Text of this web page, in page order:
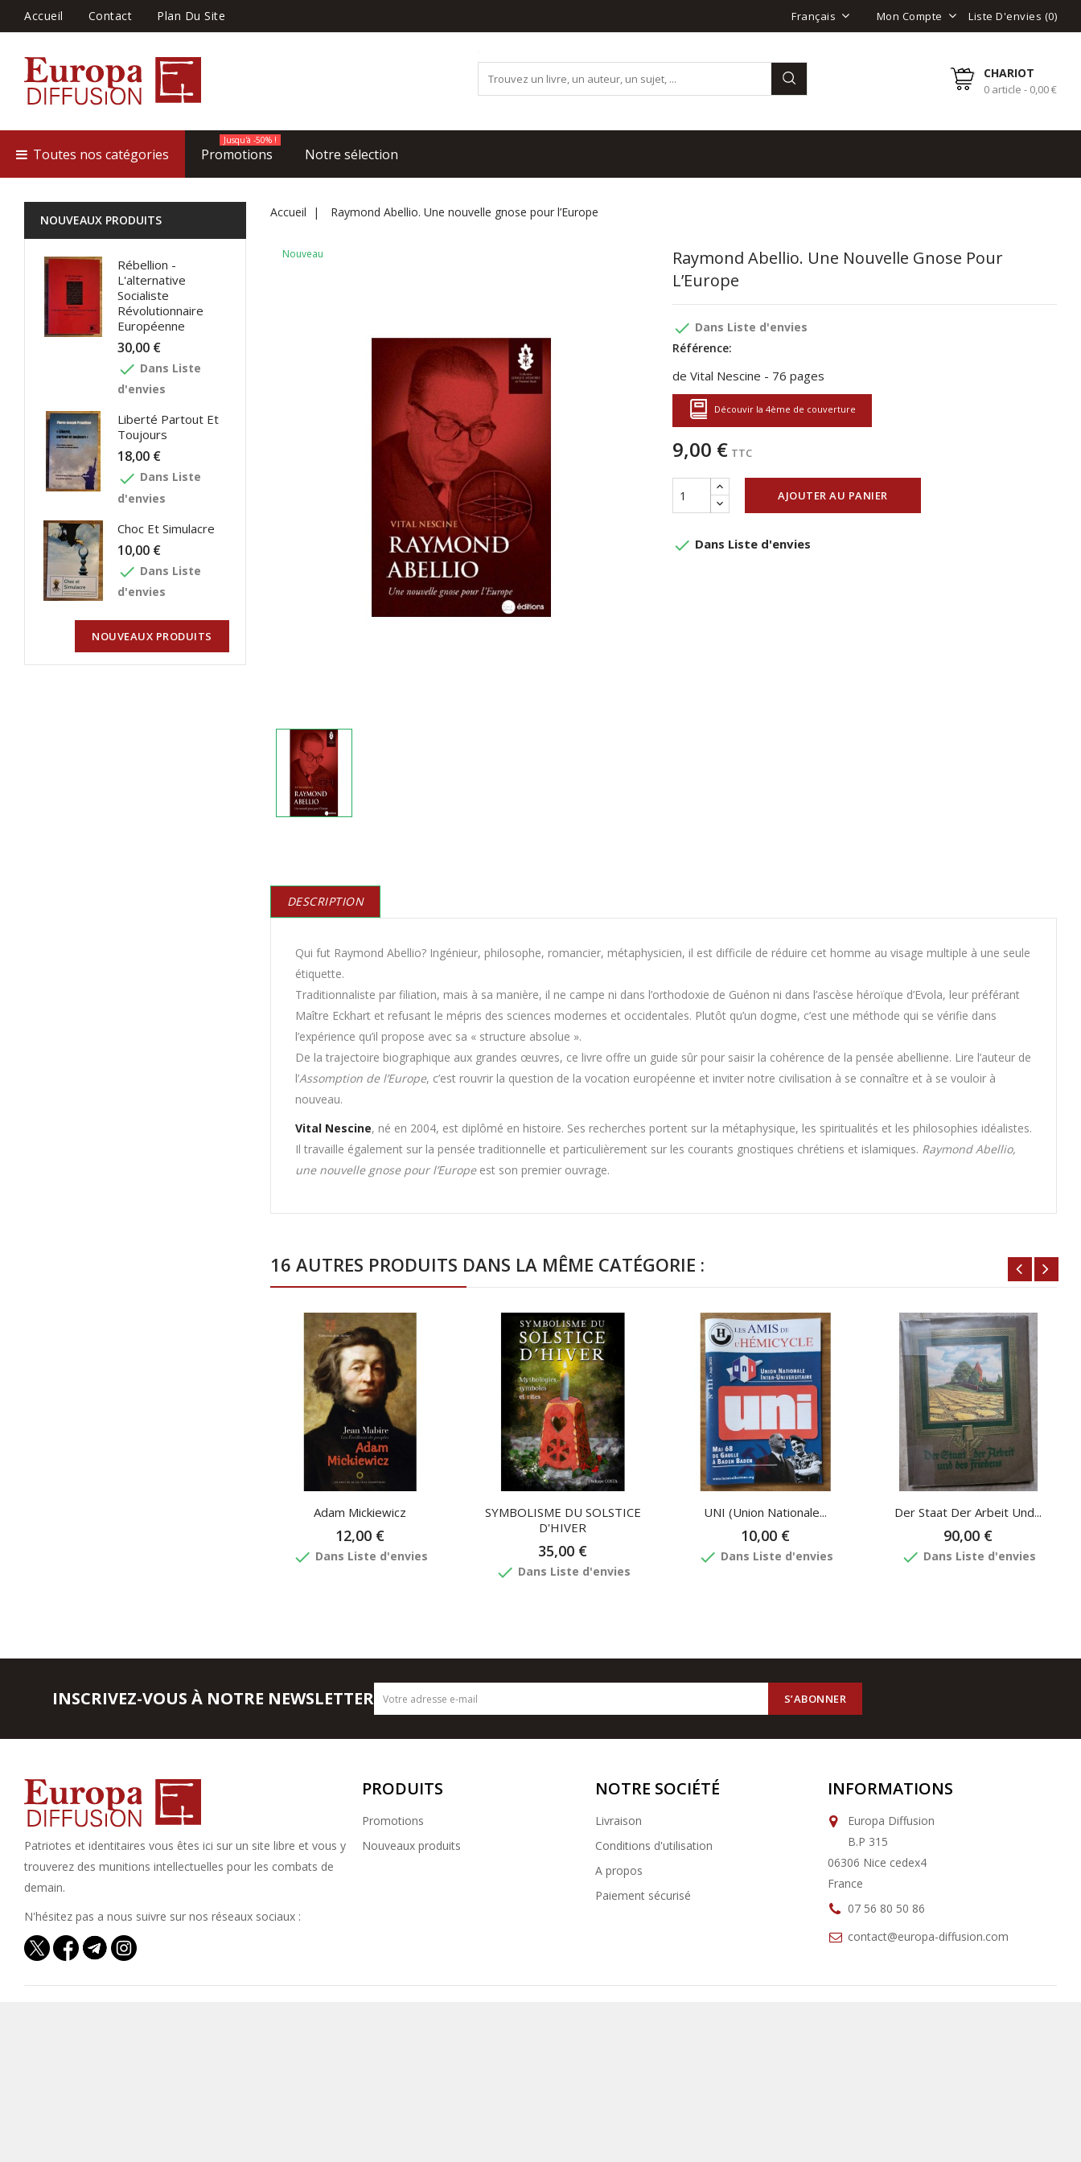
Accueil Contact Plan Du Site Français Mon Compte Liste D'envies (0)
CHARIOT
0 article - 0,00 €
Toutes nos catégories Promotions
Jusqu'à -50% !
Notre sélection
NOUVEAUX PRODUITS
Rébellion -
L'alternative
Socialiste
Révolutionnaire
Européenne
30,00 €
done Dans Liste
d'envies
Liberté Partout Et
Toujours
18,00 €
done Dans Liste
d'envies
Choc Et Simulacre
10,00 €
done Dans Liste
d'envies
NOUVEAUX PRODUITS
Accueil Raymond Abellio. Une nouvelle gnose pour l’Europe
Nouveau
Raymond Abellio. Une Nouvelle Gnose Pour
L’Europe
done Dans Liste d'envies
Référence:
de Vital Nescine - 76 pages
Découvir la 4ème de couverture
9,00 € TTC
AJOUTER AU PANIER
done Dans Liste d'envies
DESCRIPTION
Qui fut Raymond Abellio? Ingénieur, philosophe, romancier, métaphysicien, il est difficile de réduire cet homme au visage multiple à une seule
étiquette.
Traditionnaliste par filiation, mais à sa manière, il ne campe ni dans l’orthodoxie de Guénon ni dans l’ascèse héroïque d’Evola, leur préférant
Maître Eckhart et refusant le mépris des sciences modernes et occidentales. Plutôt qu’un dogme, c’est une méthode qui se vérifie dans
l’expérience qu’il propose avec sa « structure absolue ».
De la trajectoire biographique aux grandes œuvres, ce livre offre un guide sûr pour saisir la cohérence de la pensée abellienne. Lire l’auteur de
l’Assomption de l’Europe, c’est rouvrir la question de la vocation européenne et inviter notre civilisation à se connaître et à se vouloir à
nouveau.
Vital Nescine, né en 2004, est diplômé en histoire. Ses recherches portent sur la métaphysique, les spiritualités et les philosophies idéalistes.
Il travaille également sur la pensée traditionnelle et particulièrement sur les courants gnostiques chrétiens et islamiques. Raymond Abellio,
une nouvelle gnose pour l’Europeest son premier ouvrage.
16 AUTRES PRODUITS DANS LA MÊME CATÉGORIE :
Adam Mickiewicz
12,00 €
done Dans Liste d'envies
SYMBOLISME DU SOLSTICE
D'HIVER
35,00 €
done Dans Liste d'envies
UNI (Union Nationale...
10,00 €
done Dans Liste d'envies
Der Staat Der Arbeit Und...
90,00 €
done Dans Liste d'envies
INSCRIVEZ-VOUS À NOTRE NEWSLETTER
Patriotes et identitaires vous êtes ici sur un site libre et vous y
trouverez des munitions intellectuelles pour les combats de
demain.
N'hésitez pas a nous suivre sur nos réseaux sociaux :
PRODUITS
Promotions
Nouveaux produits
NOTRE SOCIÉTÉ
Livraison
Conditions d'utilisation
A propos
Paiement sécurisé
INFORMATIONS
Europa Diffusion
B.P 315
06306 Nice cedex4
France
07 56 80 50 86
contact@europa-diffusion.com